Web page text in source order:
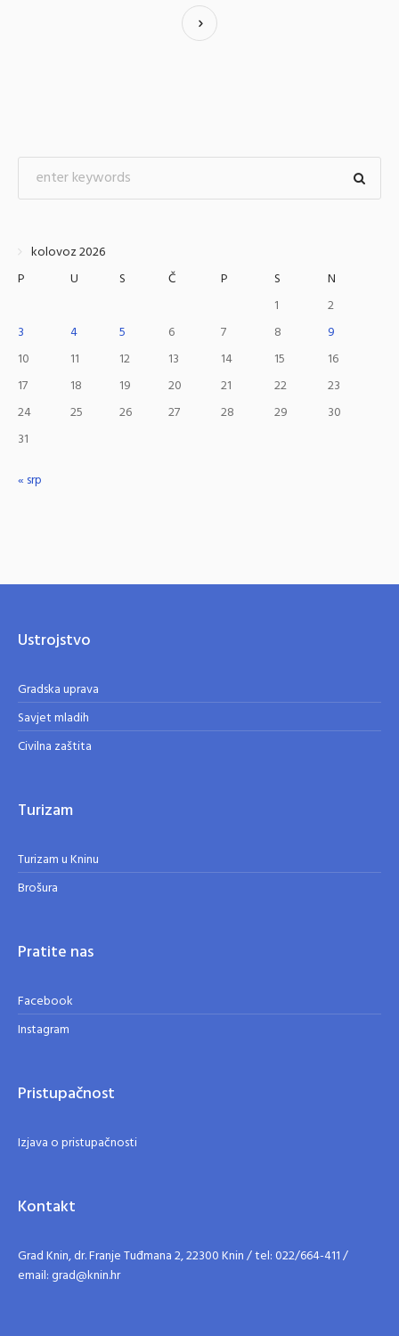
kolovoz 2026
P
U S Č P S
N
1
2
3
4 5 6 7 8
9
10
11 12 13 14 15
16
17
18 19 20 21 22
23
24
25 26 27 28 29
30
31
« srp
Ustrojstvo
Gradska uprava
Savjet mladih
Civilna zaštita
Turizam
Turizam u Kninu
Brošura
Pratite nas
Facebook
Instagram
Pristupačnost
Izjava o pristupačnosti
Kontakt
Grad Knin, dr. Franje Tuđmana 2, 22300 Knin / tel: 022/664-411 /
email: grad@knin.hr